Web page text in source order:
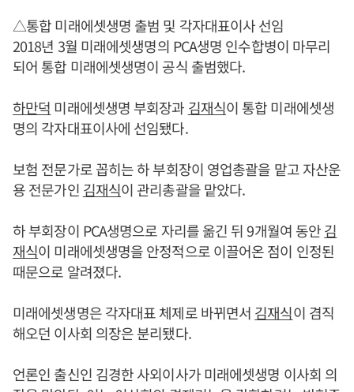
△통합 미래에셋생명 출범 및 각자대표이사 선임
2018년 3월 미래에셋생명의 PCA생명 인수합병이 마무리
되어 통합 미래에셋생명이 공식 출범했다.
하만덕 미래에셋생명 부회장과 김재식이 통합 미래에셋생
명의 각자대표이사에 선임됐다.
보험 전문가로 꼽히는 하 부회장이 영업총괄을 맡고 자산운
용 전문가인 김재식이 관리총괄을 맡았다.
하 부회장이 PCA생명으로 자리를 옮긴 뒤 9개월여 동안김
재식이 미래에셋생명을 안정적으로 이끌어온 점이 인정된
때문으로 알려졌다.
미래에셋생명은 각자대표 체제로 바뀌면서 김재식이 겸직
해오던 이사회 의장은 분리됐다.
언론인 출신인 김경한 사외이사가 미래에셋생명 이사회 의